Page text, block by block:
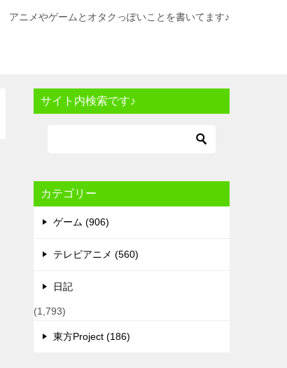
アニメやゲームとオタクっぽいことを書いてます♪
サイト内検索です♪
カテゴリー
ゲーム (906)
テレビアニメ (560)
日記
(1,793)
東方Project (186)